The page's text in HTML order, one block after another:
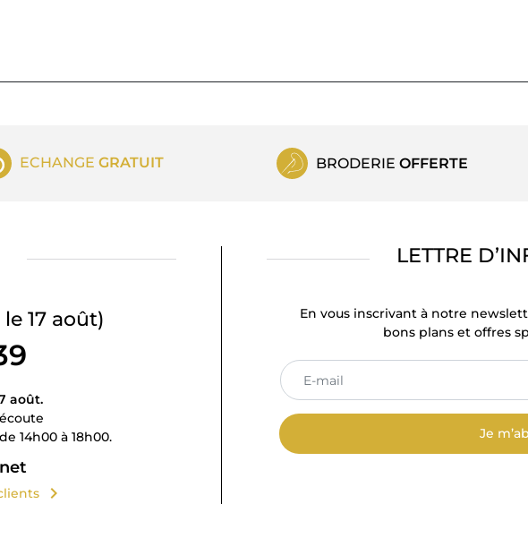
ECHANGE GRATUIT BRODERIE OFFERTE
17 août)
août.
14h00 à 18h00.
chevron_right
LETTRE
En vous inscrivant à notre
bons plans et offres
Je